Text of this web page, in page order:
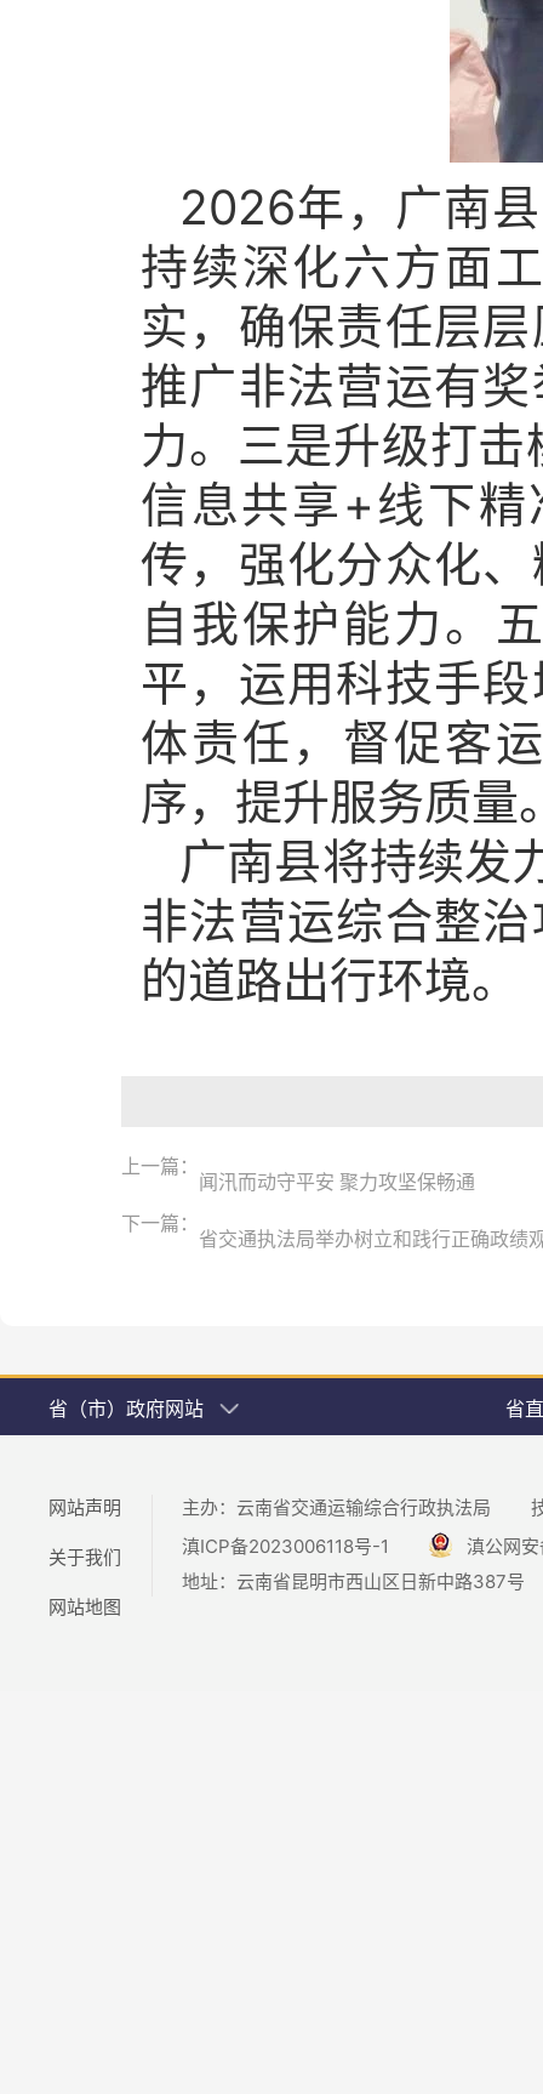
2026年，广南
持续深化六方面
实，确保责任层
推广非法营运有
力。三是升级打
信息共享+线下精
传，强化分众化
自我保护能力。
平，运用科技手
体责任，督促客
序，提升服务质量
广南县将持续发
非法营运综合整
的道路出行环境。
上一篇：
闻汛而动守平安 聚力攻坚保畅通
下一篇：
省交通执法局举办树立和践行正确政绩
省（市）政府网站 省
网站声明
关于我们
网站地图
主办：云南省交通运输综合行政执法局
滇ICP备2023006118号-1
滇公网
地址：云南省昆明市西山区日新中路387号